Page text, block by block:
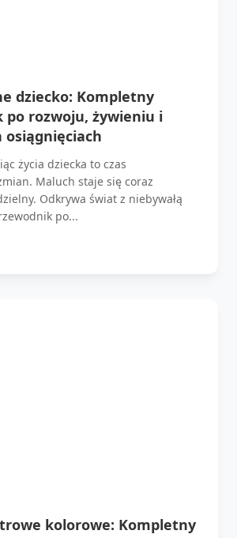
dziecko: Kompletny
po rozwoju, żywieniu i
osiągnięciach
życia dziecka to czas
Maluch staje się coraz
Odkrywa świat z niebywałą
po...
kolorowe: Kompletny